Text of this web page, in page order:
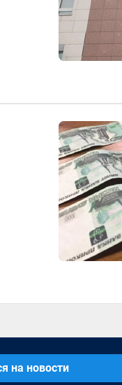
на новости